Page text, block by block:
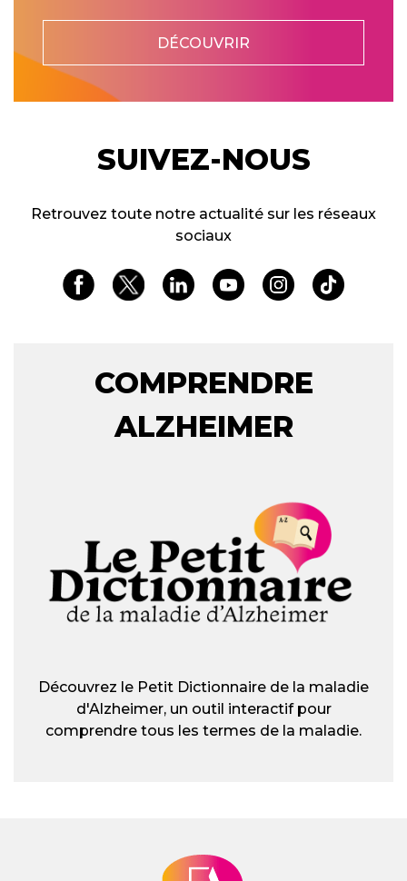
DÉCOUVRIR
SUIVEZ-NOUS
Retrouvez toute notre actualité sur les réseaux
sociaux
COMPRENDRE
ALZHEIMER
Découvrez le Petit Dictionnaire de la maladie
d'Alzheimer, un outil interactif pour
comprendre tous les termes de la maladie.